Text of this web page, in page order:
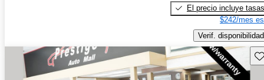
El precio incluye tasas
$242/mes
Verif. disponibilidad